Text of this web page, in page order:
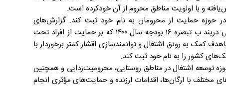
و با اولویت مناطق محروم از آن خودکرده است.
در حوزه حمایت از محرومان به نام خود ثبت کند. گزارش‌های
منتشرشده نشان می‌دهد که بانک پارسیان با تحقق ۱۱۱ درصدی بودجه ابلاغی دربند ب تبصره ۱۶ بودجه سال ۱۴۰۰ که بر حمایت از افراد تحت
کمک به رونق اشتغال و توانمندسازی اقشار کمتر برخوردار با
کشور را به نام خود ثبت کند.
توسعه اشتغال در مناطق روستایی، محرومیت‌زدایی و همچنین
مختلف با ارگان‌ها، اقدامات ارزنده و حمایت‌های مؤثری انجام